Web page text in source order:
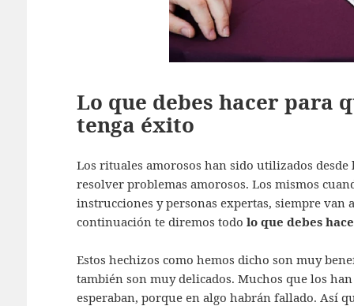
Lo que debes hacer para
tenga éxito
Los rituales amorosos han sido utilizados
resolver problemas amorosos. Los mismos
instrucciones y personas expertas, siempre van
continuación te diremos todo lo que debes
Estos hechizos como hemos dicho son muy
también son muy delicados. Muchos que los
esperaban, porque en algo habrán fallado. Así